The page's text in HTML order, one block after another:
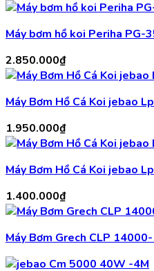
Máy bơm hồ koi Periha PG-
2.850.000₫
Máy Bơm Hồ Cá Koi jebao
1.950.000₫
Máy Bơm Hồ Cá Koi jebao
1.400.000₫
Máy Bơm Grech CLP